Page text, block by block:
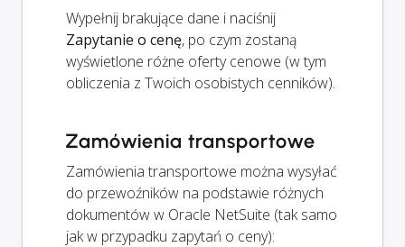
Wypełnij brakujące dane i naciśnij
Zapytanie o cenę, po czym zostaną
wyświetlone różne oferty cenowe (w tym
obliczenia z Twoich osobistych cenników).
Zamówienia transportowe
Zamówienia transportowe można wysyłać
do przewoźników na podstawie różnych
dokumentów w Oracle NetSuite (tak samo
jak w przypadku zapytań o ceny):